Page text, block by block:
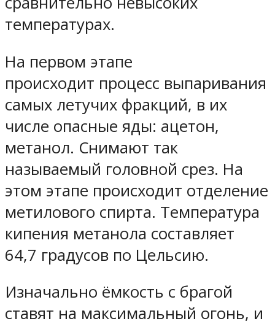
температурах.
На первом этапе
происходит процесс выпаривания
самых летучих фракций, в их
числе опасные яды: ацетон,
метанол. Снимают так
называемый головной срез. На
этом этапе происходит отделение
метилового спирта. Температура
кипения метанола составляет
64,7 градусов по Цельсию.
Изначально ёмкость с брагой
ставят на максимальный огонь, и